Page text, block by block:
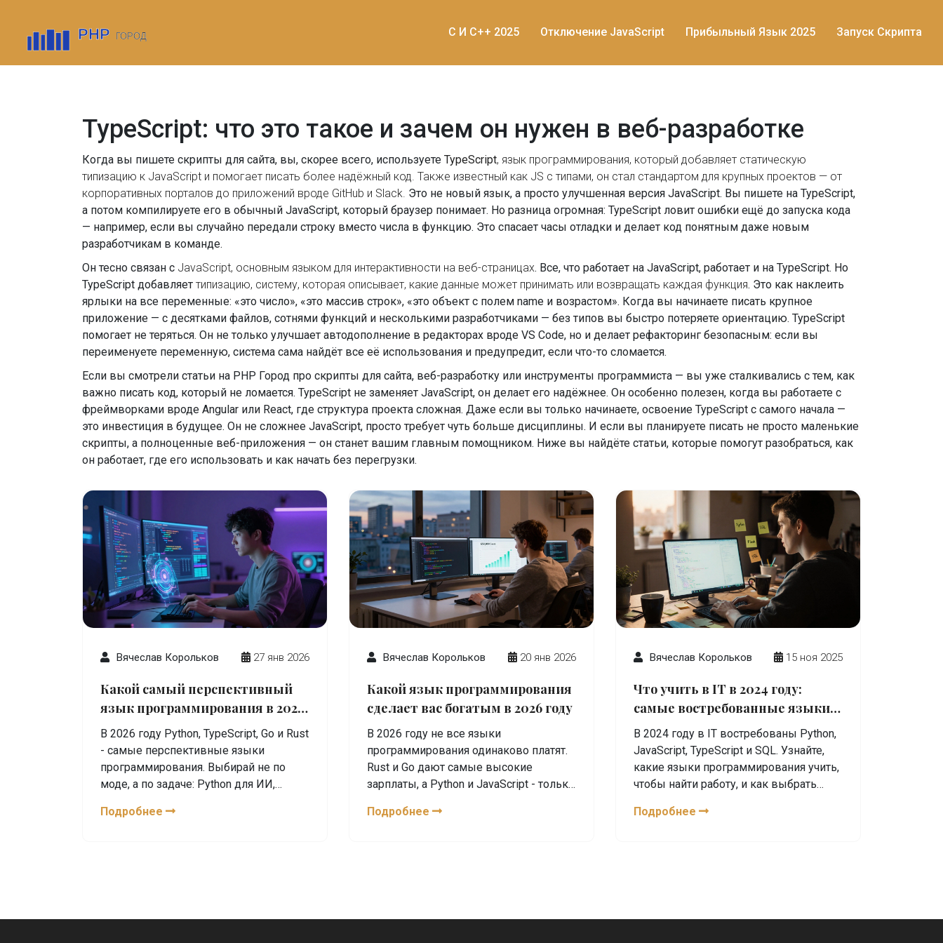
C И C++ 2025 Отключение JavaScript Прибыльный Язык 2025 Запуск Скрипта
TypeScript: что это такое и зачем он нужен в веб-разработке
Когда вы пишете скрипты для сайта, вы, скорее всего, используете TypeScript, язык программирования, который добавляет статическую
типизацию к JavaScript и помогает писать более надёжный код . Также известный как JS с типами, он стал стандартом для крупных проектов — от
корпоративных порталов до приложений вроде GitHub и Slack. Это не новый язык, а просто улучшенная версия JavaScript. Вы пишете на TypeScript,
а потом компилируете его в обычный JavaScript, который браузер понимает. Но разница огромная: TypeScript ловит ошибки ещё до запуска кода
— например, если вы случайно передали строку вместо числа в функцию. Это спасает часы отладки и делает код понятным даже новым
разработчикам в команде.
Он тесно связан с JavaScript, основным языком для интерактивности на веб-страницах. Все, что работает на JavaScript, работает и на TypeScript. Но
TypeScript добавляет типизацию, систему, которая описывает, какие данные может принимать или возвращать каждая функция. Это как наклеить
ярлыки на все переменные: «это число», «это массив строк», «это объект с полем name и возрастом». Когда вы начинаете писать крупное
приложение — с десятками файлов, сотнями функций и несколькими разработчиками — без типов вы быстро потеряете ориентацию. TypeScript
помогает не теряться. Он не только улучшает автодополнение в редакторах вроде VS Code, но и делает рефакторинг безопасным: если вы
переименуете переменную, система сама найдёт все её использования и предупредит, если что-то сломается.
Если вы смотрели статьи на PHP Город про скрипты для сайта, веб-разработку или инструменты программиста — вы уже сталкивались с тем, как
важно писать код, который не ломается. TypeScript не заменяет JavaScript, он делает его надёжнее. Он особенно полезен, когда вы работаете с
фреймворками вроде Angular или React, где структура проекта сложная. Даже если вы только начинаете, освоение TypeScript с самого начала —
это инвестиция в будущее. Он не сложнее JavaScript, просто требует чуть больше дисциплины. И если вы планируете писать не просто маленькие
скрипты, а полноценные веб-приложения — он станет вашим главным помощником. Ниже вы найдёте статьи, которые помогут разобраться, как
он работает, где его использовать и как начать без перегрузки.
Вячеслав Корольков 27 янв 2026
Какой самый перспективный
язык программирования в 2026
году
В 2026 году Python, TypeScript, Go и Rust
- самые перспективные языки
программирования. Выбирай не по
моде, а по задаче: Python для ИИ,
Rust для системного
Подробнее
Вячеслав Корольков 20 янв 2026
Какой язык программирования
сделает вас богатым в 2026 году
В 2026 году не все языки
программирования одинаково платят.
Rust и Go дают самые высокие
зарплаты, а Python и JavaScript - только
язык выбрать, чтобы стать богатым.
Подробнее
Вячеслав Корольков 15 ноя 2025
Что учить в IT в 2024 году:
самые востребованные языки
программирования
В 2024 году в IT востребованы Python,
JavaScript, TypeScript и SQL. Узнайте,
какие языки программирования учить,
чтобы найти работу, и как выбрать
Подробнее